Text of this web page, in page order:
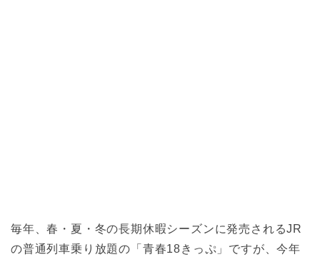
毎年、春・夏・冬の長期休暇シーズンに発売されるJR
の普通列車乗り放題の「青春18きっぷ」ですが、今年